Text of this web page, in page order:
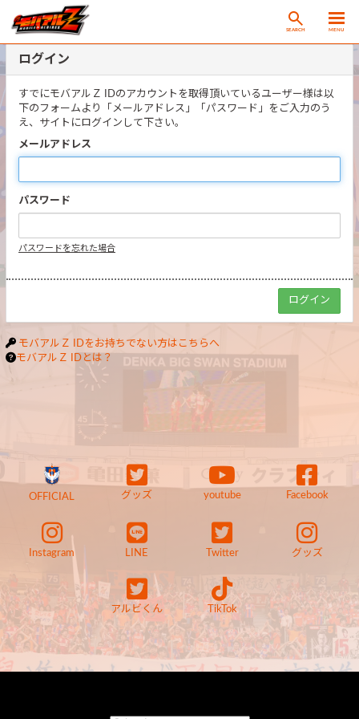
SEARCH MENU
ログイン
すでにモバアルＺ IDのアカウントを取得頂いているユーザー様は以
下のフォームより「メールアドレス」「パスワード」をご入力のう
え、サイトにログインして下さい。
メールアドレス
パスワード
パスワードを忘れた場合
モバアルＺ IDをお持ちでない方はこちらへ
モバアルＺ IDとは？
OFFICIAL グッズ youtube Facebook
Instagram LINE Twitter グッズ
アルビくん TikTok